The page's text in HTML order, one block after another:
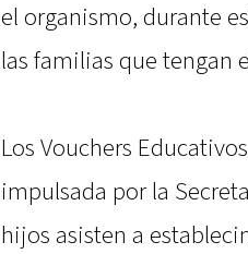
el organismo, durante
las familias que tengan
Los Vouchers
impulsada por la
hijos asisten a